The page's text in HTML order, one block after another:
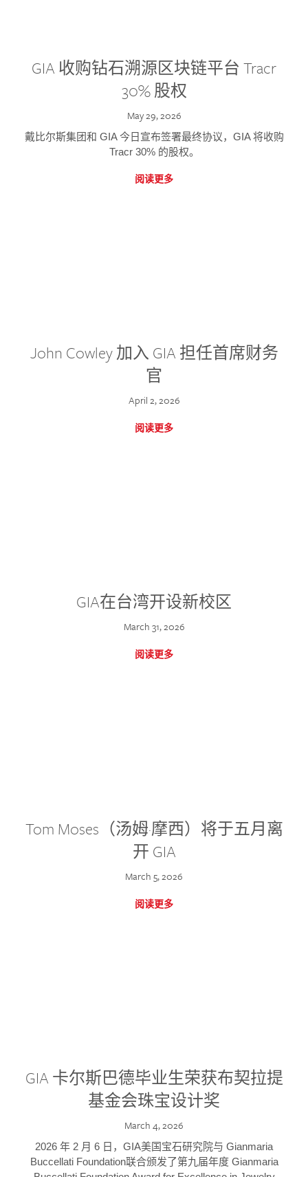
GIA 收购钻石溯源区块链平台 Tracr
30% 股权
May 29, 2026
戴比尔斯集团和 GIA 今日宣布签署最终协议，GIA 将收购
Tracr 30% 的股权。
阅读更多
John Cowley 加入 GIA 担任首席财务
官
April 2, 2026
阅读更多
GIA在台湾开设新校区
March 31, 2026
阅读更多
Tom Moses（汤姆·摩西）将于五月离
开 GIA
March 5, 2026
阅读更多
GIA 卡尔斯巴德毕业生荣获布契拉提
基金会珠宝设计奖
March 4, 2026
2026 年 2 月 6 日，GIA美国宝石研究院与 Gianmaria
Buccellati Foundation联合颁发了第九届年度 Gianmaria